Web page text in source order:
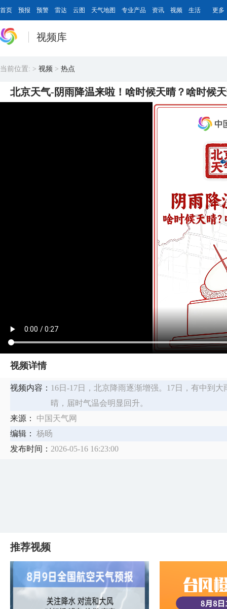
首页 预报 预警 雷达 云图 天气地图 专业产品 资讯 视频 生活 更多
视频库
当前位置: > 视频 > 热点
北京天气-阴雨降温来啦！啥时候天晴？啥时候
视频详情
视频内容： 16日-17日，北京降雨逐渐增强。17日，有中到
晴，届时气温会明显回升。
来源：
中国天气网
编辑：
杨旸
发布时间： 2026-05-16 16:23:00
推荐视频